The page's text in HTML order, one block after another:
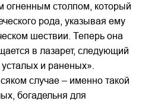
огненным столпом, который
рода, указывая ему
шествии. Теперь она
в лазарет, следующий
и раненых».
случае – именно такой
богадельня для